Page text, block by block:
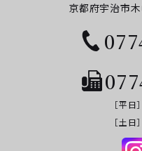
京都府宇治市
［平
［土